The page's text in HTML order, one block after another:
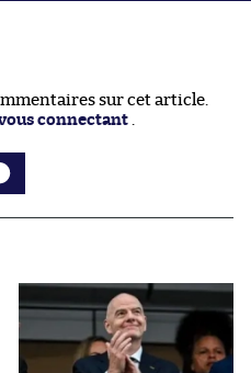
sur cet article.
connectant .